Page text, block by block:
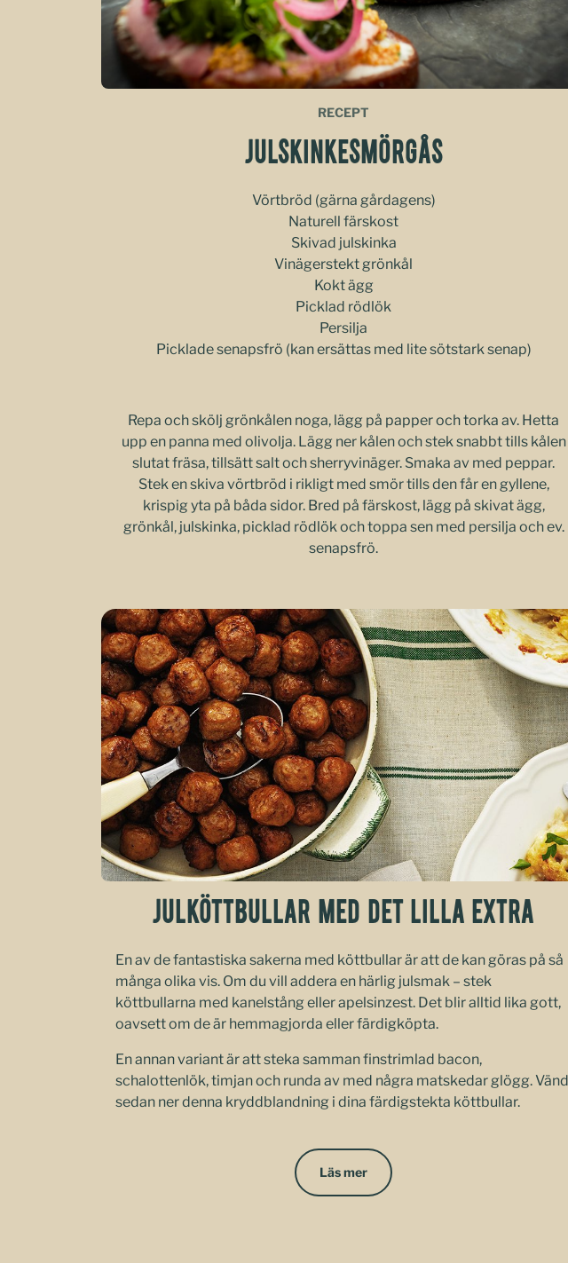
RECEPT
JULSKINKESMÖRGÅS
Vörtbröd (gärna gårdagens)
Naturell färskost
Skivad julskinka
Vinägerstekt grönkål
Kokt ägg
Picklad rödlök
Persilja
Picklade senapsfrö (kan ersättas med lite sötstark senap)
Repa och skölj grönkålen noga, lägg på papper och torka av. Hetta
upp en panna med olivolja. Lägg ner kålen och stek snabbt tills kålen
slutat fräsa, tillsätt salt och sherryvinäger. Smaka av med peppar.
Stek en skiva vörtbröd i rikligt med smör tills den får en gyllene,
krispig yta på båda sidor. Bred på färskost, lägg på skivat ägg,
grönkål, julskinka, picklad rödlök och toppa sen med persilja och ev.
senapsfrö.
JULKÖTTBULLAR MED DET LILLA EXTRA
En av de fantastiska sakerna med köttbullar är att de kan göras på så
många olika vis. Om du vill addera en härlig julsmak – stek
köttbullarna med kanelstång eller apelsinzest. Det blir alltid lika gott,
oavsett om de är hemmagjorda eller färdigköpta.
En annan variant är att steka samman finstrimlad bacon,
schalottenlök, timjan och runda av med några matskedar glögg. Vänd
sedan ner denna kryddblandning i dina färdigstekta köttbullar.
Läs mer